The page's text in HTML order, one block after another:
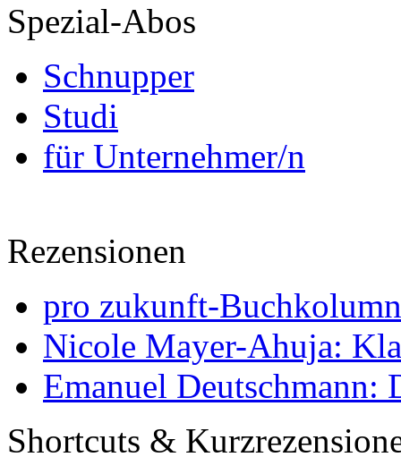
Spezial-Abos
Schnupper
Studi
für Unternehmer/n
Rezensionen
pro zukunft-
Nicole Mayer-Ahuja:
Emanuel Deutschmann:
Shortcuts &